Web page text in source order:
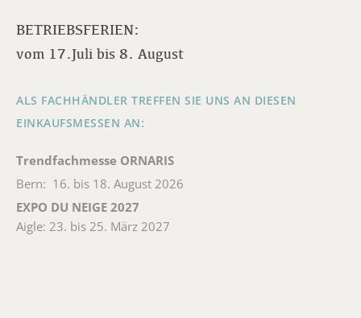
BETRIEBSFERIEN:
vom 17.Juli bis 8. August
ALS FACHHÄNDLER TREFFEN SIE UNS AN DIESEN
EINKAUFSMESSEN AN:
Trendfachmesse ORNARIS
Bern: 16. bis 18. August 2026
EXPO DU NEIGE 2027
Aigle: 23. bis 25. März 2027